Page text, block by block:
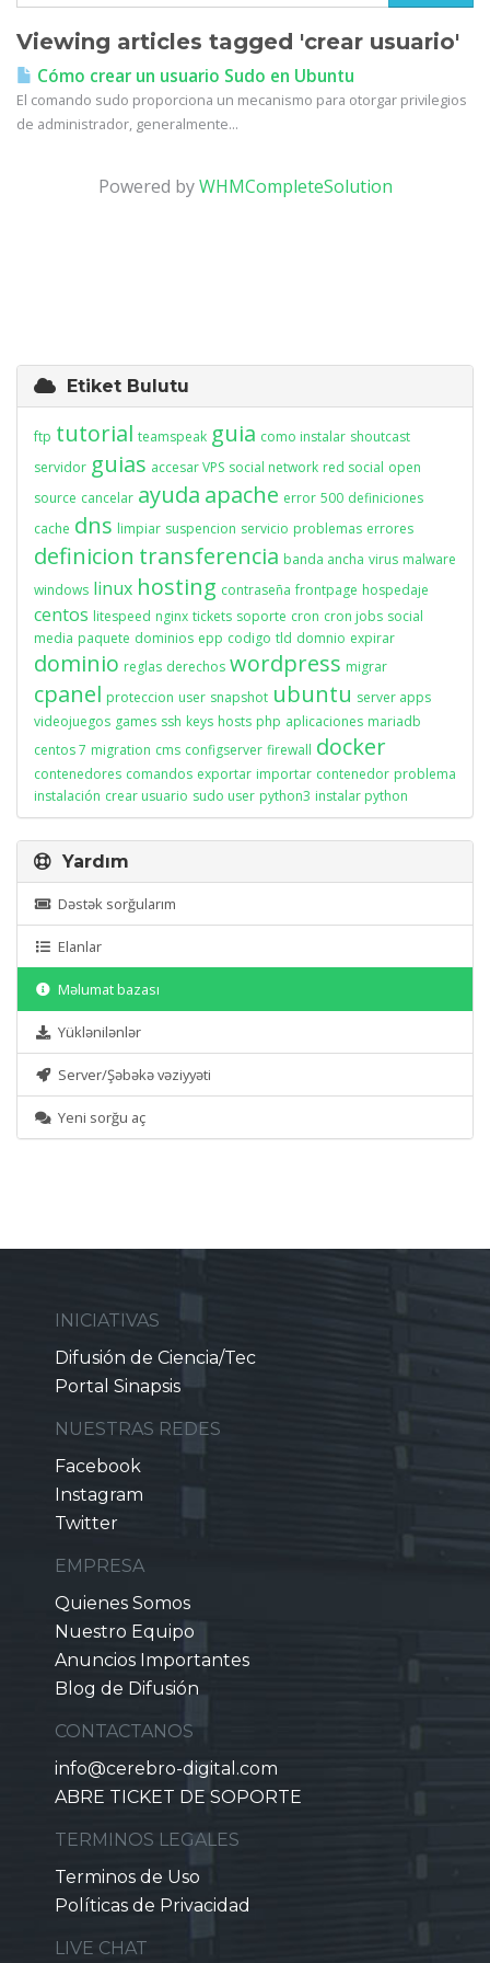
Viewing articles tagged 'crear usuario'
Cómo crear un usuario Sudo en Ubuntu
El comando sudo proporciona un mecanismo para otorgar privilegios
de administrador, generalmente...
Powered byWHMCompleteSolution
Etiket Bulutu
ftp tutorial teamspeak guia como instalar shoutcast
servidor guias accesar VPS social network red social open
source cancelar ayuda apache error 500 definiciones
cache dns limpiar suspencion servicio problemas errores
definicion transferencia banda ancha virus malware
windows linux hosting contraseña frontpage hospedaje
centos litespeed nginx tickets soporte cron cron jobs social
media paquete dominios epp codigo tld domnio expirar
dominio reglas derechos wordpress migrar
cpanel proteccion user snapshot ubuntu server apps
videojuegos games ssh keys hosts php aplicaciones mariadb
centos 7 migration cms configserver firewall docker
contenedores comandos exportar importar contenedor problema
instalación crear usuario sudo user python3 instalar python
Yardım
Dəstək sorğularım
Elanlar
Məlumat bazası
Yüklənilənlər
Server/Şəbəkə vəziyyəti
Yeni sorğu aç
INICIATIVAS
Difusión de Ciencia/Tec
Portal Sinapsis
NUESTRAS REDES
Facebook
Instagram
Twitter
EMPRESA
Quienes Somos
Nuestro Equipo
Anuncios Importantes
Blog de Difusión
CONTACTANOS
info@cerebro-digital.com
ABRE TICKET DE SOPORTE
TERMINOS LEGALES
Terminos de Uso
Políticas de Privacidad
LIVE CHAT